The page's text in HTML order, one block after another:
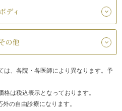
ボディ
の他
、各院・各医師により異なります。予
は税込表示となっております。
の自由診療になります。